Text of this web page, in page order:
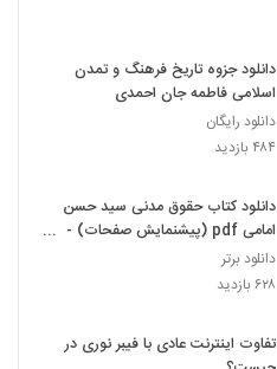
دانلود جزوه تاریخ فرهنگ و تمدن
اسلامی فاطمه جان احمدی
دانلود رایگان
۴۸۴ بازدید
دانلود کتاب حقوق مدنی سید حسن
امامی pdf (پیشنمایش صفحات) -
دانلود برتر
دانلود برتر
۶۲۸ بازدید
تفاوت اینترنت عادی با فیبر نوری در